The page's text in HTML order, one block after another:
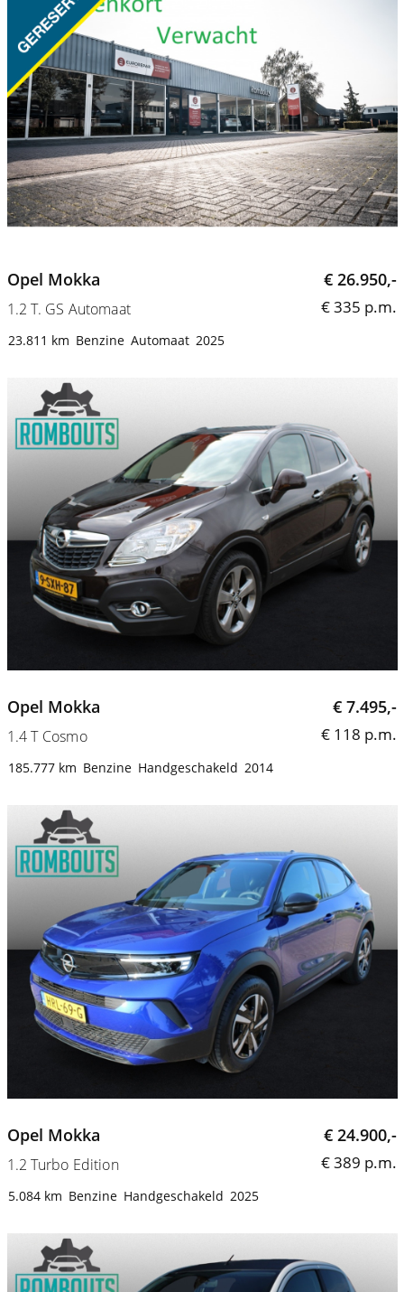
Opel Mokka
1.2 T. GS Automaat
€ 26.950,-
€ 335 p.m.
23.811 km Benzine Automaat 2025
Opel Mokka
1.4 T Cosmo
€ 7.495,-
€ 118 p.m.
185.777 km Benzine Handgeschakeld 2014
Opel Mokka
1.2 Turbo Edition
€ 24.900,-
€ 389 p.m.
5.084 km Benzine Handgeschakeld 2025